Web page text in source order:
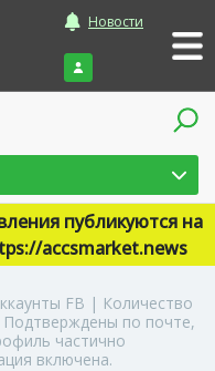
Новости
Войти
публикуются на
accsmarket.news
FB | Количество
Подтверждены по почте,
частично
включена.